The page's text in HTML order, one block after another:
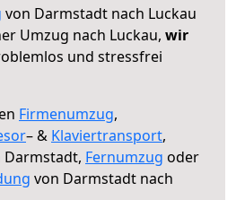
von Darmstadt nach Luckau
Umzug nach Luckau, wir
und stressfrei
Firmenumzug,
– & Klaviertransport,
Darmstadt, Fernumzug oder
von Darmstadt nach